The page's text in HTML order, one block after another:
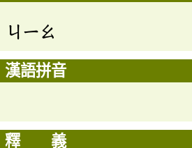
ㄐㄧㄠ
漢語拼音
釋 義